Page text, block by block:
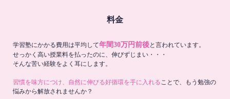
料金
学習塾にかかる費用は平均して年間30万円前後と言われています。
せっかく高い授業料を払ったのに、伸びずじまい・・・
そんな苦い経験をよく耳にします。
習慣を味方につけ、自然に伸びる好循環を手に入れる ことで、もう勉強の
悩みから解放されませんか？